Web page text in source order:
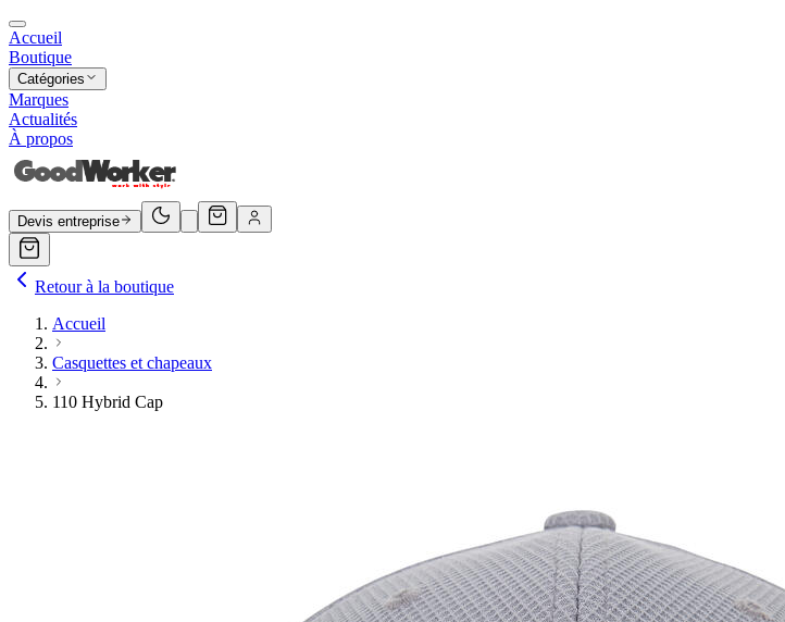
Accueil
Boutique
Catégories
Marques
Actualités
À propos
Devis entreprise
Retour à la boutique
Accueil
Casquettes et chapeaux
110 Hybrid Cap